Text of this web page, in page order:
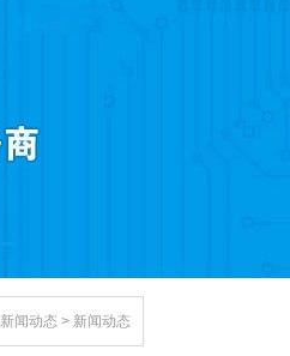
新闻动态 > 新闻动态